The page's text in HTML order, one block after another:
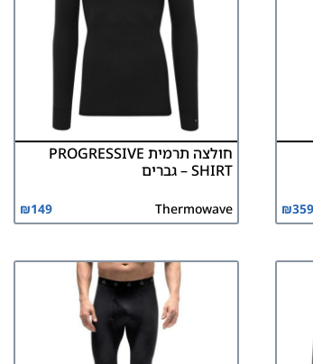
₪359
חולצה תרמית PROGRESSIVE
SHIRT – גברים
Thermowave
₪149